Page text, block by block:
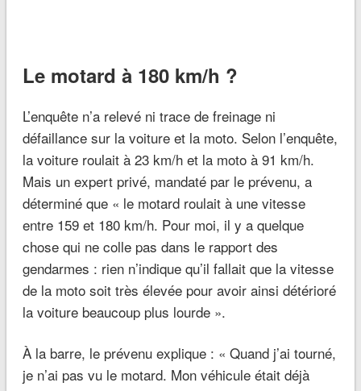
Le motard à 180 km/h ?
L’enquête n’a relevé ni trace de freinage ni
défaillance sur la voiture et la moto. Selon l’enquête,
la voiture roulait à 23 km/h et la moto à 91 km/h.
Mais un expert privé, mandaté par le prévenu, a
déterminé que « le motard roulait à une vitesse
entre 159 et 180 km/h. Pour moi, il y a quelque
chose qui ne colle pas dans le rapport des
gendarmes : rien n’indique qu’il fallait que la vitesse
de la moto soit très élevée pour avoir ainsi détérioré
la voiture beaucoup plus lourde ».
À la barre, le prévenu explique : « Quand j’ai tourné,
je n’ai pas vu le motard. Mon véhicule était déjà